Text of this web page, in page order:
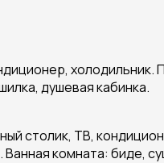
холодильник.
душевая кабинка.
столик, ТВ,
комната: биде,